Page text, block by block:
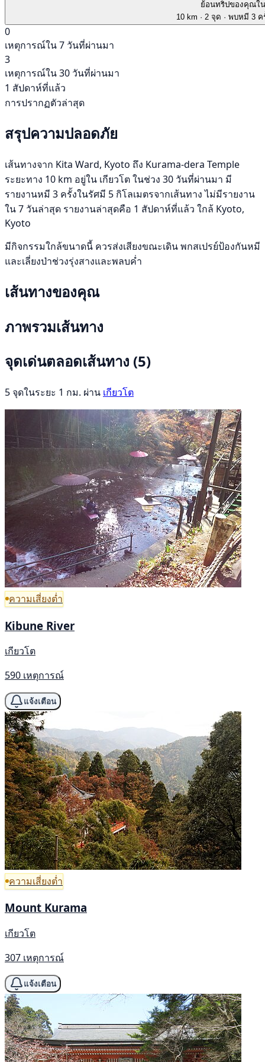
ย้อนทริปของคุณใ
10 km · 2 จุด · พบหมี 3
0
เหตุการณ์ใน 7 วันที่ผ่านมา
3
เหตุการณ์ใน 30 วันที่ผ่านมา
1 สัปดาห์ที่แล้ว
การปรากฏตัวล่าสุด
สรุปความปลอดภัย
เส้นทางจาก Kita Ward, Kyoto ถึง Kurama-dera Temple
ระยะทาง 10 km อยู่ใน เกียวโต ในช่วง 30 วันที่ผ่านมา มี
รายงานหมี 3 ครั้งในรัศมี 5 กิโลเมตรจากเส้นทาง ไม่มีรายงาน
ใน 7 วันล่าสุด รายงานล่าสุดคือ 1 สัปดาห์ที่แล้ว ใกล้ Kyoto,
Kyoto
มีกิจกรรมใกล้ขนาดนี้ ควรส่งเสียงขณะเดิน พกสเปรย์ป้องกันหมี
และเลี่ยงป่าช่วงรุ่งสางและพลบค่ำ
เส้นทางของคุณ
ภาพรวมเส้นทาง
จุดเด่นตลอดเส้นทาง (5)
5 จุดในระยะ 1 กม. ผ่าน เกียวโต
ความเสี่ยงต่ำ
Kibune River
เกียวโต
590 เหตุการณ์
แจ้งเตือน
ความเสี่ยงต่ำ
Mount Kurama
เกียวโต
307 เหตุการณ์
แจ้งเตือน